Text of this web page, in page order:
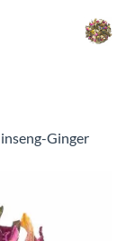
Ginger